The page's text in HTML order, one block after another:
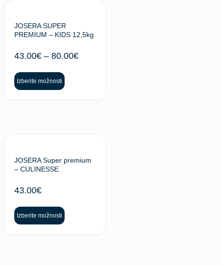
JOSERA SUPER
PREMIUM – KIDS 12,5kg
43.00€ – 80.00€
Izberite možnosti
JOSERA Super premium
– CULINESSE
43.00€
Izberite možnosti